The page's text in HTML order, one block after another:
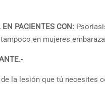
EN PACIENTES CON:
en mujeres
la lesión que tú necesites